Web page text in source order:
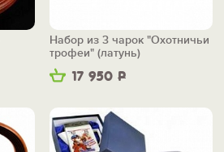
17 950 Р
Набор из 3 чарок "Охотничьи
трофеи" (латунь)